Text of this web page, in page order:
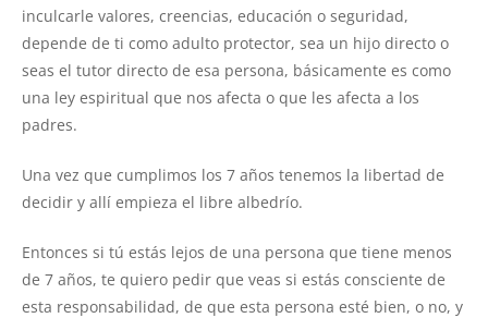
inculcarle valores, creencias, educación o seguridad,
depende de ti como adulto protector, sea un hijo directo o
seas el tutor directo de esa persona, básicamente es como
una ley espiritual que nos afecta o que les afecta a los
padres.
Una vez que cumplimos los 7 años tenemos la libertad de
decidir y allí empieza el libre albedrío.
Entonces si tú estás lejos de una persona que tiene menos
de 7 años, te quiero pedir que veas si estás consciente de
esta responsabilidad, de que esta persona esté bien, o no, y